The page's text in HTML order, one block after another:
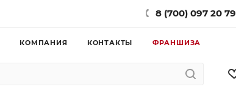
8 (700) 097 20 79
КОМПАНИЯ КОНТАКТЫ ФРАНШИЗА